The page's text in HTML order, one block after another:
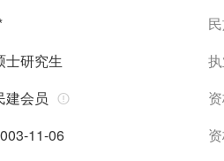
士研究生
建会员
11-06